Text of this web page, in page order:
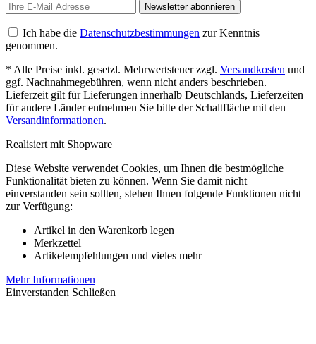
Newsletter abonnieren
Ich habe die Datenschutzbestimmungen zur Kenntnis
genommen.
* Alle Preise inkl. gesetzl. Mehrwertsteuer zzgl. Versandkosten und
ggf. Nachnahmegebühren, wenn nicht anders beschrieben.
Lieferzeit gilt für Lieferungen innerhalb Deutschlands, Lieferzeiten
für andere Länder entnehmen Sie bitte der Schaltfläche mit den
Versandinformationen.
Realisiert mit Shopware
Diese Website verwendet Cookies, um Ihnen die bestmögliche
Funktionalität bieten zu können. Wenn Sie damit nicht
einverstanden sein sollten, stehen Ihnen folgende Funktionen nicht
zur Verfügung:
Artikel in den Warenkorb legen
Merkzettel
Artikelempfehlungen und vieles mehr
Mehr Informationen
Einverstanden Schließen